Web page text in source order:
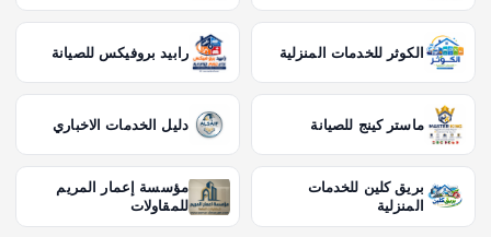
الكوثر للخدمات المنزلية رابيد بروفيكس للصيانة
ماستر كينج للصيانة دليل الخدمات الاخباري
بريق كلين للخدمات
المنزلية
مؤسسة إعمار المريم
للمقاولات